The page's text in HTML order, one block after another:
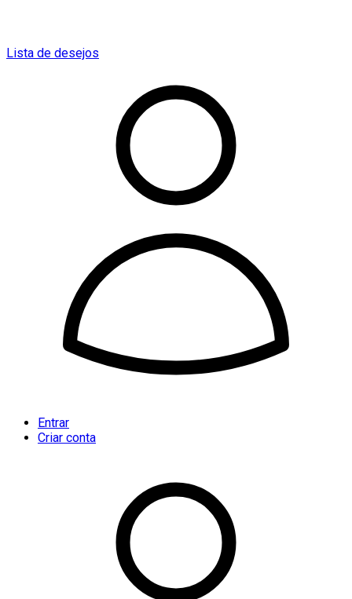
Lista de desejos
Entrar
Criar conta